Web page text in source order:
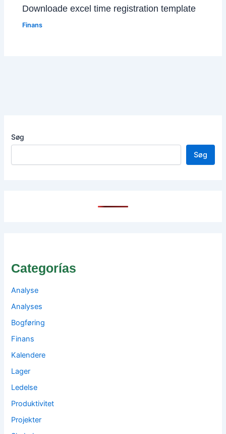
Downloade excel time registration template
Finans
Søg
Søg
Categorías
Analyse
Analyses
Bogføring
Finans
Kalendere
Lager
Ledelse
Produktivitet
Projekter